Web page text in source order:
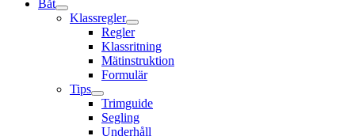
Båt
Klassregler
Regler
Klassritning
Mätinstruktion
Formulär
Tips
Trimguide
Segling
Underhåll